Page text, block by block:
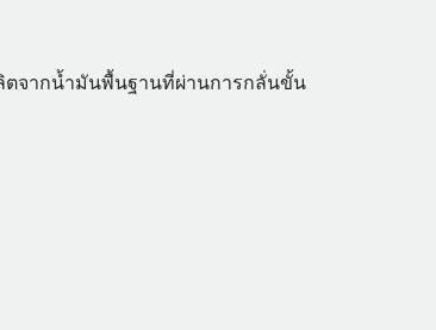
จากน้ำมันพื้นฐานที่ผ่านการกลั่นขั้น